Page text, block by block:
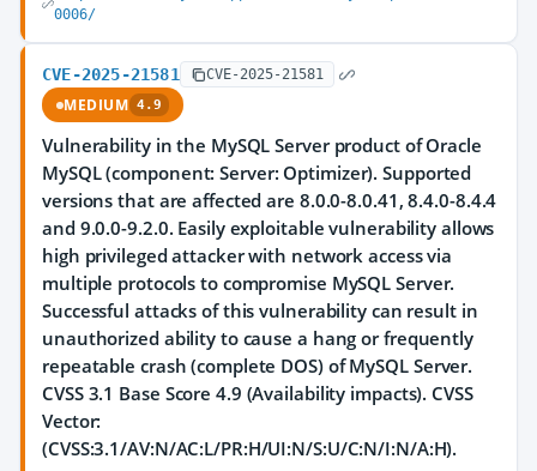
0006/
CVE-2025-21581 CVE-2025-21581
MEDIUM 4.9
Vulnerability in the MySQL Server product of Oracle
MySQL (component: Server: Optimizer). Supported
versions that are affected are 8.0.0-8.0.41, 8.4.0-8.4.4
and 9.0.0-9.2.0. Easily exploitable vulnerability allows
high privileged attacker with network access via
multiple protocols to compromise MySQL Server.
Successful attacks of this vulnerability can result in
unauthorized ability to cause a hang or frequently
repeatable crash (complete DOS) of MySQL Server.
CVSS 3.1 Base Score 4.9 (Availability impacts). CVSS
Vector:
(CVSS:3.1/AV:N/AC:L/PR:H/UI:N/S:U/C:N/I:N/A:H).